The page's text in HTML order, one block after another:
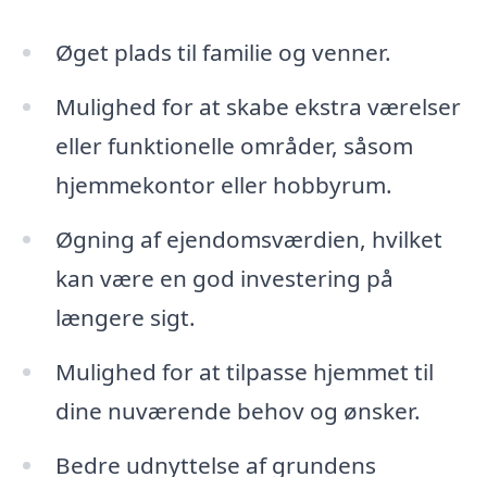
Øget plads til familie og venner.
Mulighed for at skabe ekstra værelser
eller funktionelle områder, såsom
hjemmekontor eller hobbyrum.
Øgning af ejendomsværdien, hvilket
kan være en god investering på
længere sigt.
Mulighed for at tilpasse hjemmet til
dine nuværende behov og ønsker.
Bedre udnyttelse af grundens